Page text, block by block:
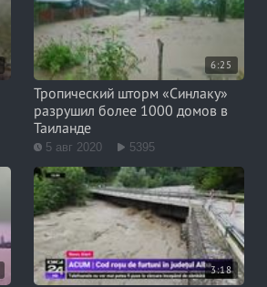
6:25
Тропический шторм «Синлаку»
разрушил более 1000 домов в
Таиланде
5 авг 2020 5395
3:18